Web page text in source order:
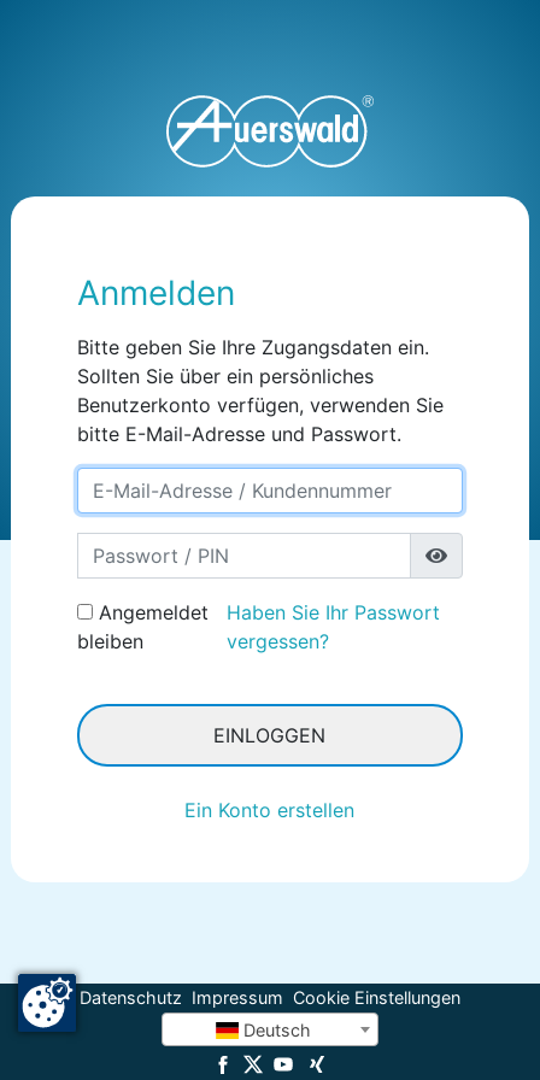
Anmelden
Bitte geben Sie Ihre Zugangsdaten ein.
Sollten Sie über ein persönliches
Benutzerkonto verfügen, verwenden Sie
bitte E-Mail-Adresse und Passwort.
EmailOrUsername
Password
Angemeldet
bleiben
Haben Sie Ihr Passwort
vergessen?
EINLOGGEN
Ein Konto erstellen
Datenschutz Impressum Cookie Einstellungen
Deutsch